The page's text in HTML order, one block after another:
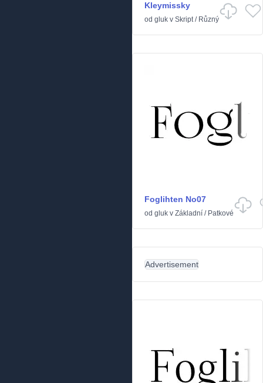
Kleymissky
od gluk v Skript/ Různý
Foglihten No07
od gluk v Základní / Patkové
Advertisement